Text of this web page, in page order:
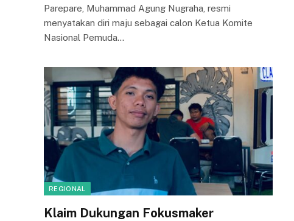
Parepare, Muhammad Agung Nugraha, resmi
menyatakan diri maju sebagai calon Ketua Komite
Nasional Pemuda…
REGIONAL
Klaim Dukungan Fokusmaker